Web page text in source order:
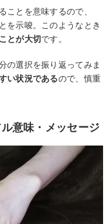
ことを意味するので、
を示唆。このようなとき
とが大切です。
の選択を振り返ってみま
い状況であるので、慎重
意味・メッセージ